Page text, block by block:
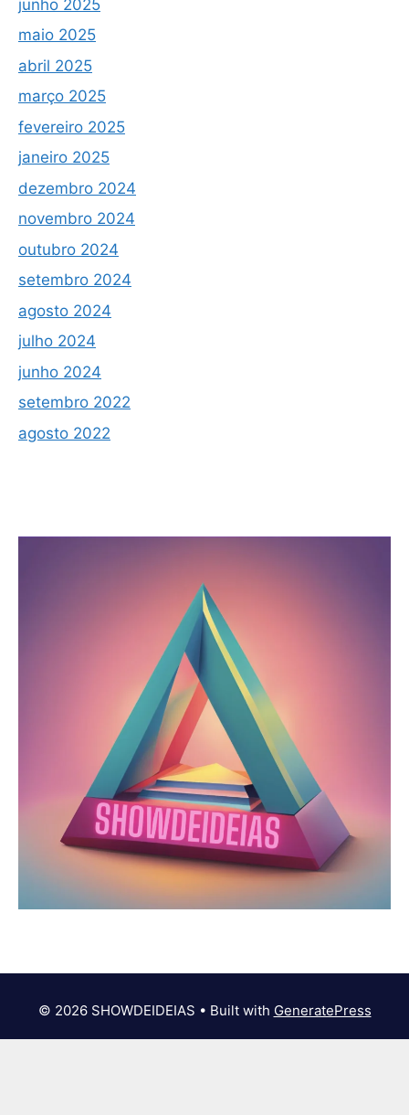
junho 2025
maio 2025
abril 2025
março 2025
fevereiro 2025
janeiro 2025
dezembro 2024
novembro 2024
outubro 2024
setembro 2024
agosto 2024
julho 2024
junho 2024
setembro 2022
agosto 2022
© 2026 SHOWDEIDEIAS • Built with GeneratePress